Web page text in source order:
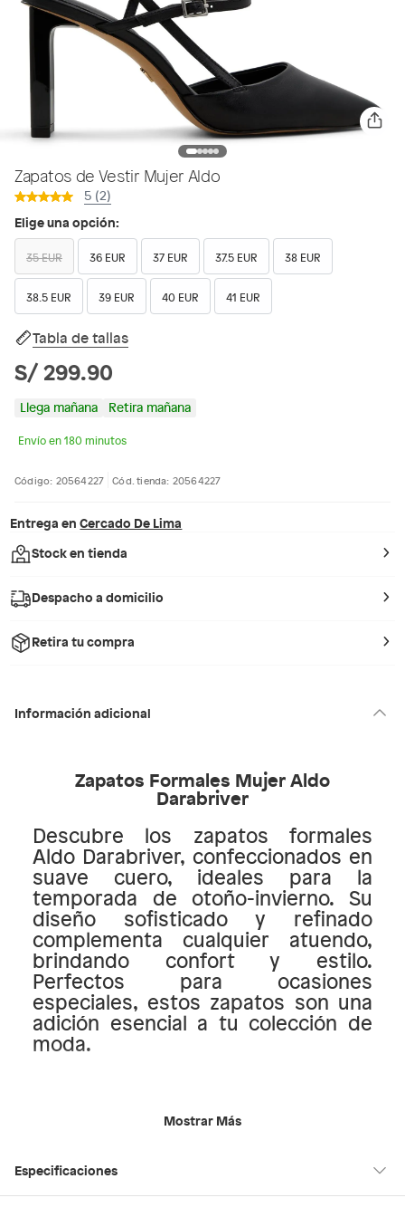
Zapatos de Vestir Mujer Aldo
5 (2)
Elige una opción:
35 EUR 36 EUR 37 EUR 37.5 EUR 38 EUR
38.5 EUR 39 EUR 40 EUR 41 EUR
Tabla de tallas
S/ 299.90
Llega mañana Retira mañana
Envío en 180 minutos
Código: 20564227 Cód. tienda: 20564227
Entrega en Cercado De Lima
Stock en tienda
Despacho a domicilio
Retira tu compra
Información adicional
Zapatos Formales Mujer Aldo
Darabriver
Descubre los zapatos formales
Aldo Darabriver, confeccionados en
suave cuero, ideales para la
temporada de otoño-invierno. Su
diseño sofisticado y refinado
complementa cualquier atuendo,
brindando confort y estilo.
Perfectos para ocasiones
especiales, estos zapatos son una
adición esencial a tu colección de
moda.
Mostrar Más
Especificaciones